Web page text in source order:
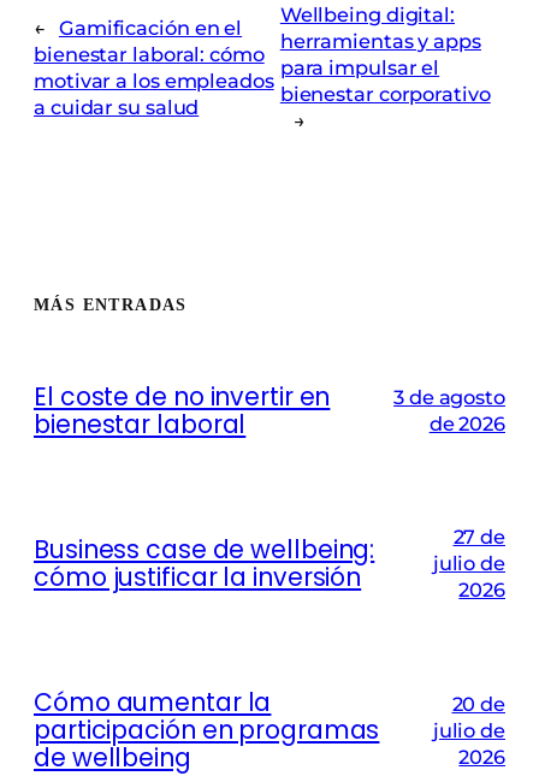
← Gamificación en el
bienestar laboral: cómo
motivar a los empleados
a cuidar su salud
Wellbeing digital:
herramientas y apps
para impulsar el
bienestar corporativo
→
MÁS ENTRADAS
El coste de no invertir en
bienestar laboral
3 de agosto
de 2026
Business case de wellbeing:
cómo justificar la inversión
27 de
julio de
2026
Cómo aumentar la
participación en programas
de wellbeing
20 de
julio de
2026